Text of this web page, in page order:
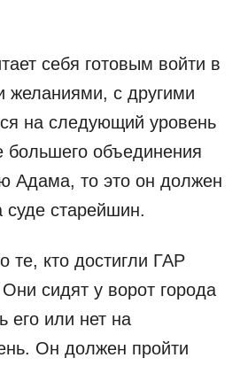
себя готовым войти в
желаниями, с другими
на следующий уровень
большего объединения
Адама, то это он должен
суде старейшин.
те, кто достигли ГАР
сидят у ворот города
его или нет на
Он должен пройти